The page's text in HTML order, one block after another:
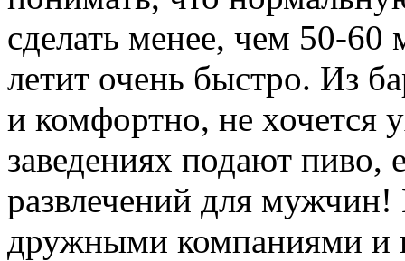
сделать менее, чем 50-60
летит очень быстро. Из
и комфортно, не хочется
заведениях подают пиво,
развлечений для
дружными компаниями и